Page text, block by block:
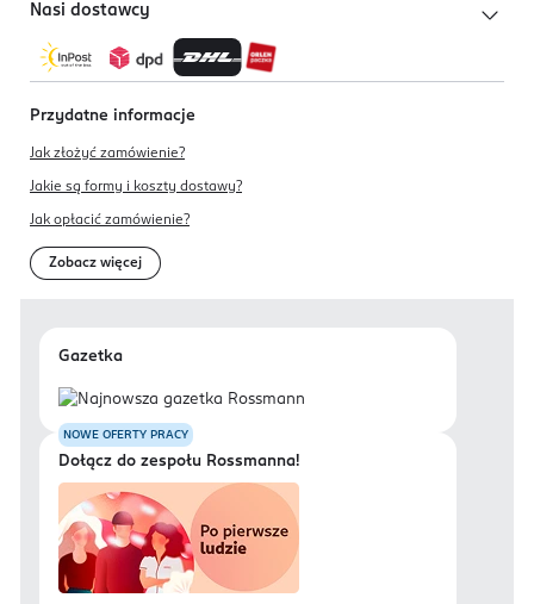
Nasi dostawcy
Przydatne informacje
Jak złożyć zamówienie?
Jakie są formy i koszty dostawy?
Jak opłacić zamówienie?
Zobacz więcej
Gazetka
NOWE OFERTY PRACY
Dołącz do zespołu Rossmanna!